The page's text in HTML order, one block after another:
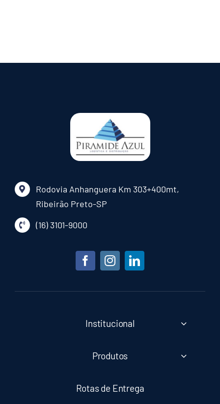
Rodovia Anhanguera Km 303+400mt,
Ribeirão Preto-SP
(16) 3101-9000
Institucional
Produtos
Rotas de Entrega